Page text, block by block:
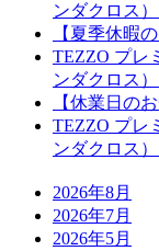
ンダクロス
【夏季休暇
TEZZO プレ
ンダクロス
【休業日の
TEZZO プレ
ンダクロス
2026年8月
2026年7月
2026年5月